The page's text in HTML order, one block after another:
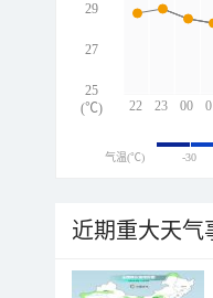
22 23 00
29
27
25
(℃)
气温(℃) -30
近期重大天气